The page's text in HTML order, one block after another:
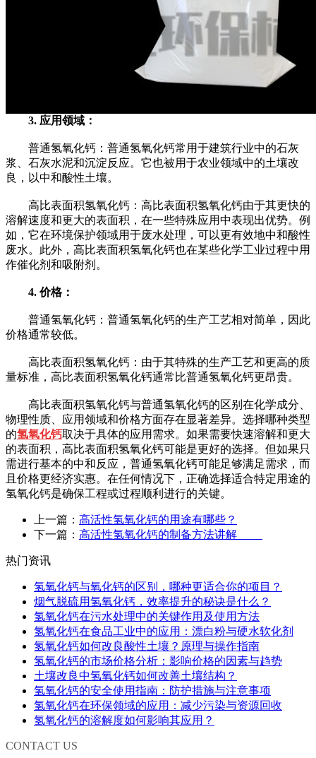
3. 应用领域：
普通氢氧化钙：普通氢氧化钙常用于建筑行业中的石灰
浆、石灰水泥和沉淀反应。它也被用于农业领域中的土壤改
良，以中和酸性土壤。
高比表面积氢氧化钙：高比表面积氢氧化钙由于其更快的
溶解速度和更大的表面积，在一些特殊应用中表现出优势。例
如，它在环境保护领域用于废水处理，可以更有效地中和酸性
废水。此外，高比表面积氢氧化钙也在某些化学工业过程中用
作催化剂和吸附剂。
4. 价格：
普通氢氧化钙：普通氢氧化钙的生产工艺相对简单，因此
价格通常较低。
高比表面积氢氧化钙：由于其特殊的生产工艺和更高的质
量标准，高比表面积氢氧化钙通常比普通氢氧化钙更昂贵。
高比表面积氢氧化钙与普通氢氧化钙的区别在化学成分、
物理性质、应用领域和价格方面存在显著差异。选择哪种类型
的氢氧化钙取决于具体的应用需求。如果需要快速溶解和更大
的表面积，高比表面积氢氧化钙可能是更好的选择。但如果只
需进行基本的中和反应，普通氢氧化钙可能足够满足需求，而
且价格更经济实惠。在任何情况下，正确选择适合特定用途的
氢氧化钙是确保工程或过程顺利进行的关键。
上一篇： 高活性氢氧化钙的用途有哪些？
下一篇： 高活性氢氧化钙的制备方法讲解
热门资讯
氢氧化钙与氧化钙的区别，哪种更适合你的项目？
烟气脱硫用氢氧化钙，效率提升的秘诀是什么？
氢氧化钙在污水处理中的关键作用及使用方法
氢氧化钙在食品工业中的应用：漂白粉与硬水软化剂
氢氧化钙如何改良酸性土壤？原理与操作指南
氢氧化钙的市场价格分析：影响价格的因素与趋势
土壤改良中氢氧化钙如何改善土壤结构？
氢氧化钙的安全使用指南：防护措施与注意事项
氢氧化钙在环保领域的应用：减少污染与资源回收
氢氧化钙的溶解度如何影响其应用？
CONTACT US